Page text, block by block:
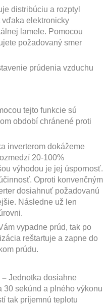
distribúciu a rozptyl
vďaka elektronicky
lamele. Pomocou
požadovaný smer
prúdenia vzduchu
tejto funkcie sú
období chránené proti
inverterom dokážeme
20-100%
výhodou je jej úspornosť.
Oproti konvenčným
dosiahnuť požadovanú
Následne už len
vypadne prúd, tak po
reštartuje a zapne do
prúdu.
– Jednotka dosiahne
30 sekúnd a plného výkonu
tak príjemnú teplotu